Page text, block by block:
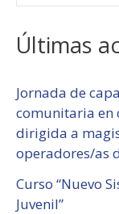
Últimas
Jornada de
comunitaria en
dirigida a
operadores/as
Curso “Nuevo
Juvenil”